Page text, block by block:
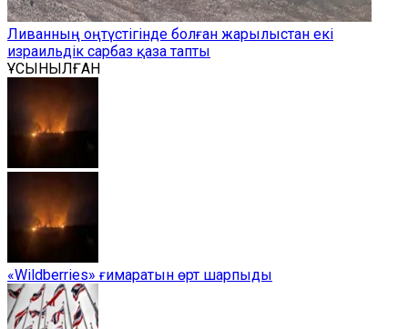
Ливанның оңтүстігінде болған жарылыстан екі
израильдік сарбаз қаза тапты
ҰСЫНЫЛҒАН
«Wildberries» ғимаратын өрт шарпыды